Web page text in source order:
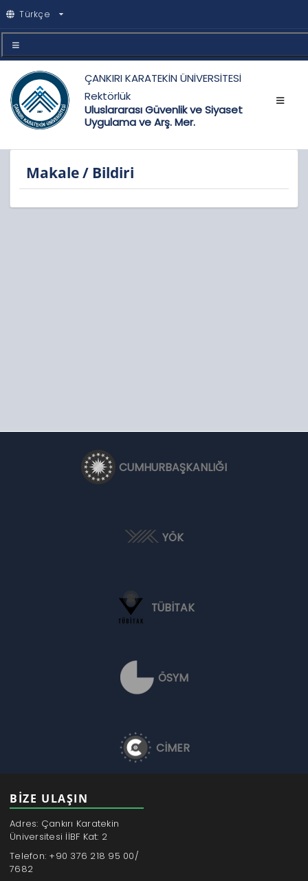
Türkçe
ÇANKIRI KARATEKİN ÜNİVERSİTESİ
Rektörlük
Uluslararası Güvenlik ve Siyaset
Uygulama ve Arş. Mer.
Makale / Bildiri
CUMHURBAŞKANLIĞI
YÖK
TÜBİTAK
ÖSYM
CİMER
BİZE ULAŞIN
Adres: Çankırı Karatekin
Üniversitesi İİBF Kat: 2
Telefon: +90 376 218 95 00/
7682